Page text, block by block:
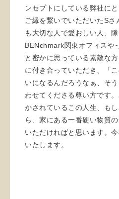
ンセプトにしている弊社に
ご縁を繋いでいただいたSさ
も大切な人で愛おしい人、
BENchmark関東オフィスや
と密かに思っている素敵な
に付き合っていただき、「
いになるんだろうなぁ、そ
わせてくださる尊い方です
かされているこの人生、も
ら、家にある一番硬い物質
いただければと思います。
いたします。